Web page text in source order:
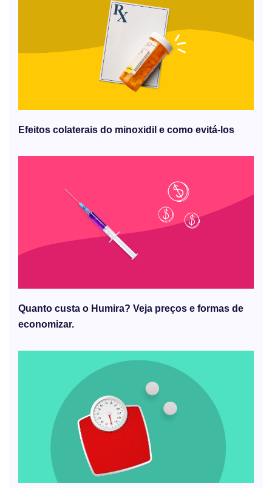
Efeitos colaterais do minoxidil e como evitá-los
Quanto custa o Humira? Veja preços e formas de
economizar.